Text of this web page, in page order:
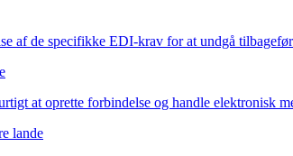
af de specifikke EDI-krav for at undgå
at oprette forbindelse og handle elektronisk
lande